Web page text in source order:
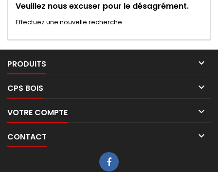
Veuillez nous excuser pour le désagrément.
Effectuez une nouvelle recherche
PRODUITS 
CPS BOIS 
VOTRE COMPTE 
CONTACT 